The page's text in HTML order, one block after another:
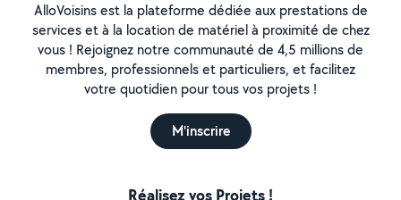
AlloVoisins est la plateforme dédiée aux prestations de
services et à la location de matériel à proximité de chez
vous ! Rejoignez notre communauté de 4,5 millions de
membres, professionnels et particuliers, et facilitez
votre quotidien pour tous vos projets !
M'inscrire
Réalisez vos Projets !